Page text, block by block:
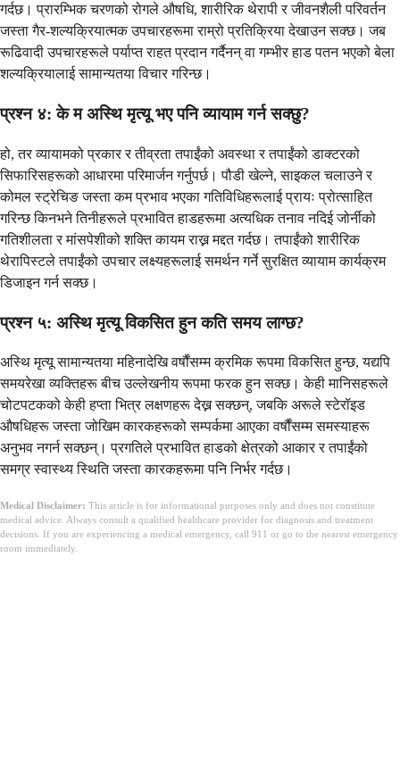
गर्दछ। प्रारम्भिक चरणको रोगले औषधि, शारीरिक थेरापी र जीवनशैली परिवर्तन
जस्ता गैर-शल्यक्रियात्मक उपचारहरूमा राम्रो प्रतिक्रिया देखाउन सक्छ। जब
रूढिवादी उपचारहरूले पर्याप्त राहत प्रदान गर्दैनन् वा गम्भीर हाड पतन भएको बेला
शल्यक्रियालाई सामान्यतया विचार गरिन्छ।
प्रश्न ४: के म अस्थि मृत्यू भए पनि व्यायाम गर्न सक्छु?
हो, तर व्यायामको प्रकार र तीव्रता तपाईंको अवस्था र तपाईंको डाक्टरको
सिफारिसहरूको आधारमा परिमार्जन गर्नुपर्छ। पौडी खेल्ने, साइकल चलाउने र
कोमल स्ट्रेचिङ जस्ता कम प्रभाव भएका गतिविधिहरूलाई प्रायः प्रोत्साहित
गरिन्छ किनभने तिनीहरूले प्रभावित हाडहरूमा अत्यधिक तनाव नदिई जोर्नीको
गतिशीलता र मांसपेशीको शक्ति कायम राख्न मद्दत गर्दछ। तपाईंको शारीरिक
थेरापिस्टले तपाईंको उपचार लक्ष्यहरूलाई समर्थन गर्ने सुरक्षित व्यायाम कार्यक्रम
डिजाइन गर्न सक्छ।
प्रश्न ५: अस्थि मृत्यू विकसित हुन कति समय लाग्छ?
अस्थि मृत्यू सामान्यतया महिनादेखि वर्षौंसम्म क्रमिक रूपमा विकसित हुन्छ, यद्यपि
समयरेखा व्यक्तिहरू बीच उल्लेखनीय रूपमा फरक हुन सक्छ। केही मानिसहरूले
चोटपटकको केही हप्ता भित्र लक्षणहरू देख्न सक्छन्, जबकि अरूले स्टेरॉइड
औषधिहरू जस्ता जोखिम कारकहरूको सम्पर्कमा आएका वर्षौंसम्म समस्याहरू
अनुभव नगर्न सक्छन्। प्रगतिले प्रभावित हाडको क्षेत्रको आकार र तपाईंको
समग्र स्वास्थ्य स्थिति जस्ता कारकहरूमा पनि निर्भर गर्दछ।
Medical Disclaimer: This article is for informational purposes only and does not constitute
medical advice. Always consult a qualified healthcare provider for diagnosis and treatment
decisions. If you are experiencing a medical emergency, call 911 or go to the nearest emergency
room immediately.